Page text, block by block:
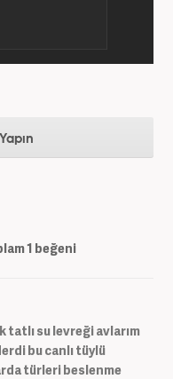
1 beğeni
tatlı su levreği avlarım
bu canlı tüylü
türleri beslenme